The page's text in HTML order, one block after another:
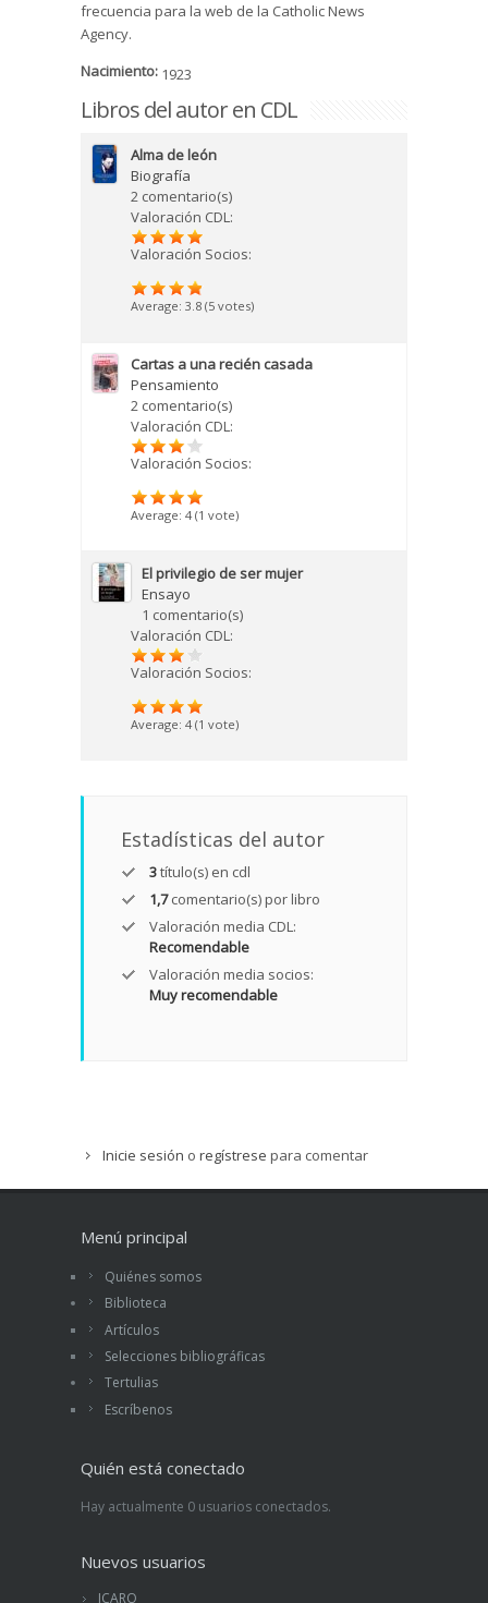
frecuencia para la web de la Catholic News
Agency.
Nacimiento: 1923
Libros del autor en CDL
Alma de león
Biografía
2 comentario(s)
Valoración CDL:
Valoración Socios:
Average: 3.8 (5 votes)
Cartas a una recién casada
Pensamiento
2 comentario(s)
Valoración CDL:
Valoración Socios:
Average: 4 (1 vote)
El privilegio de ser mujer
Ensayo
1 comentario(s)
Valoración CDL:
Valoración Socios:
Average: 4 (1 vote)
Estadísticas del autor
3título(s) en cdl
1,7comentario(s) por libro
Valoración media CDL:
Recomendable
Valoración media socios:
Muy recomendable
Inicie sesión o regístrese para comentar
Menú principal
Quiénes somos
Biblioteca
Artículos
Selecciones bibliográficas
Tertulias
Escríbenos
Quién está conectado
Hay actualmente 0 usuarios conectados.
Nuevos usuarios
ICARO